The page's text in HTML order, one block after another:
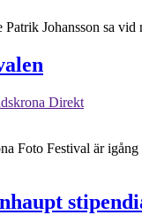
Johansson sa
Direkt
Foto Festival är